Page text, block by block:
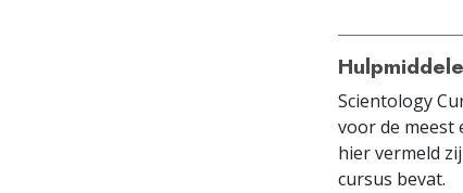
Scientology
voor de meest
hier vermeld
cursus bevat.